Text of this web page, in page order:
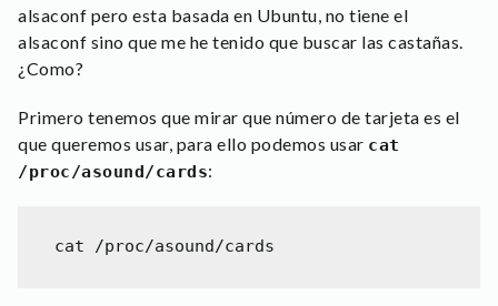
alsaconf pero esta basada en Ubuntu, no tiene el
alsaconf sino que me he tenido que buscar las castañas.
¿Como?
Primero tenemos que mirar que número de tarjeta es el
que queremos usar, para ello podemos usar cat
/proc/asound/cards:
cat /proc/asound/cards